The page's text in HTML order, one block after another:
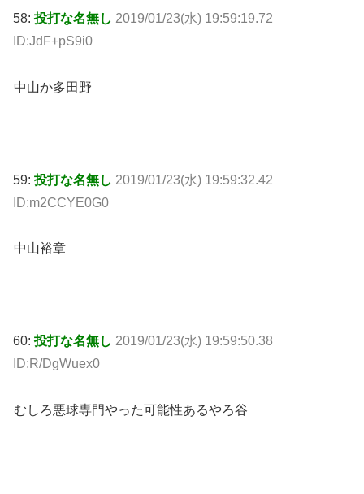
58:投打な名無し 2019/01/23(水) 19:59:19.72
ID:JdF+pS9i0
中山か多田野
59:投打な名無し 2019/01/23(水) 19:59:32.42
ID:m2CCYE0G0
中山裕章
60:投打な名無し 2019/01/23(水) 19:59:50.38
ID:R/DgWuex0
むしろ悪球専門やった可能性あるやろ谷